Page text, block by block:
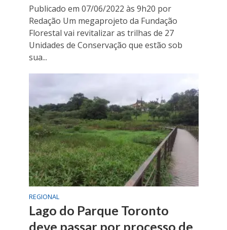
Publicado em 07/06/2022 às 9h20 por
Redação Um megaprojeto da Fundação
Florestal vai revitalizar as trilhas de 27
Unidades de Conservação que estão sob
sua...
REGIONAL
Lago do Parque Toronto
deve passar por processo de